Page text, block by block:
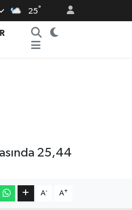
25°
25,44
A- A+